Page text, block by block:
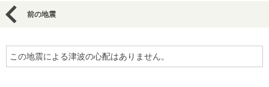
前の地震
この地震による津波の心配はありません。